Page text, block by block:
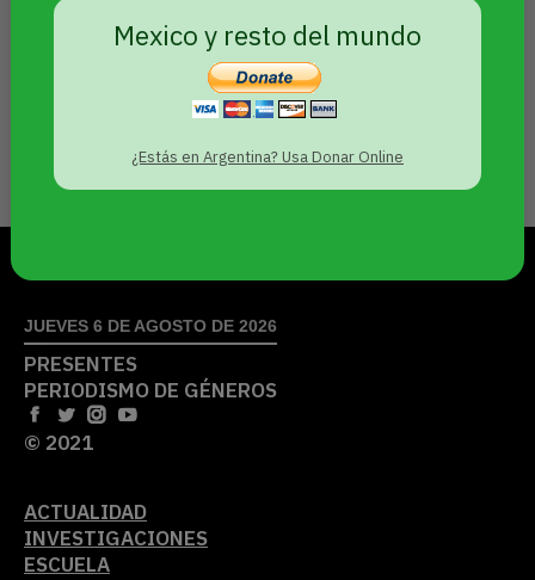
Mexico y resto del mundo
¿Estás en Argentina? Usa Donar Online
Por qué se dice lesbicidio
Agencia Presentes
Argumentos sociales, penales y
«lesbicidio»
JUEVES 6 DE AGOSTO DE 2026
PRESENTES
PERIODISMO DE GÉNEROS
© 2021
ACTUALIDAD
INVESTIGACIONES
ESCUELA